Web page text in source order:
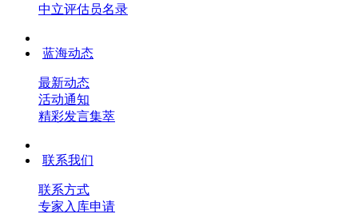
中立评估员名录
蓝海动态
最新动态
活动通知
精彩发言集萃
联系我们
联系方式
专家入库申请